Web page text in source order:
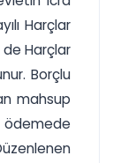
Harçlar
Harçlar
Borçlu
mahsup
ödemede